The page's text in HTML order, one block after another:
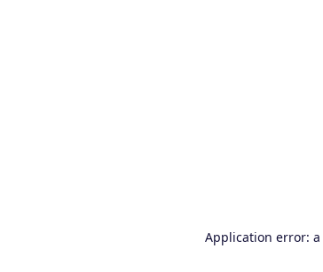
Application error: a